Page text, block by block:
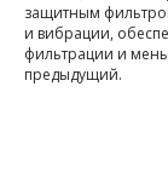
защитным
и вибрации,
фильтрации и
предыдущий.